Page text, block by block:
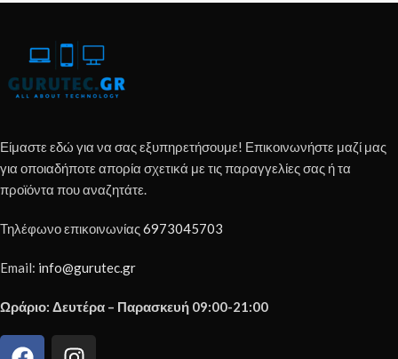
Είμαστε εδώ για να σας εξυπηρετήσουμε! Επικοινωνήστε μαζί μας
για οποιαδήποτε απορία σχετικά με τις παραγγελίες σας ή τα
προϊόντα που αναζητάτε.
Τηλέφωνο επικοινωνίας6973045703
Email: info@gurutec.gr
Ωράριο: Δευτέρα – Παρασκευή 09:00-21:00